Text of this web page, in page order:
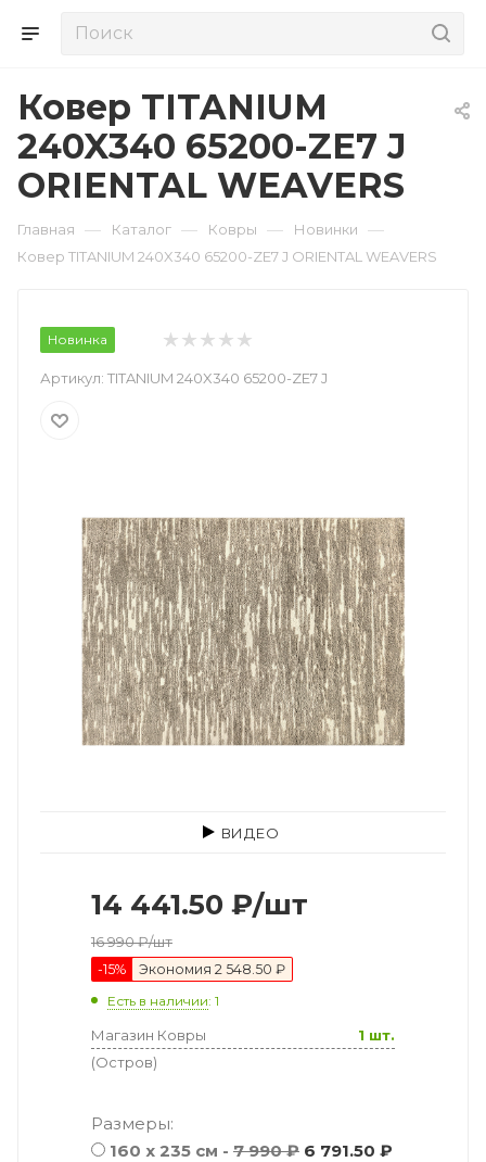
Ковер TITANIUM
240X340 65200-ZE7 J
ORIENTAL WEAVERS
Главная — Каталог — Ковры — Новинки —
Ковер TITANIUM 240X340 65200-ZE7 J ORIENTAL WEAVERS
Новинка
Артикул: TITANIUM 240X340 65200-ZE7 J
ВИДЕО
14 441.50 ₽/шт
16 990₽/шт
-15% Экономия 2 548.50 ₽
Есть в наличии: 1
Магазин Ковры
(Остров)
1 шт.
Размеры:
160 x 235 см - 7 990 ₽ 6 791.50 ₽